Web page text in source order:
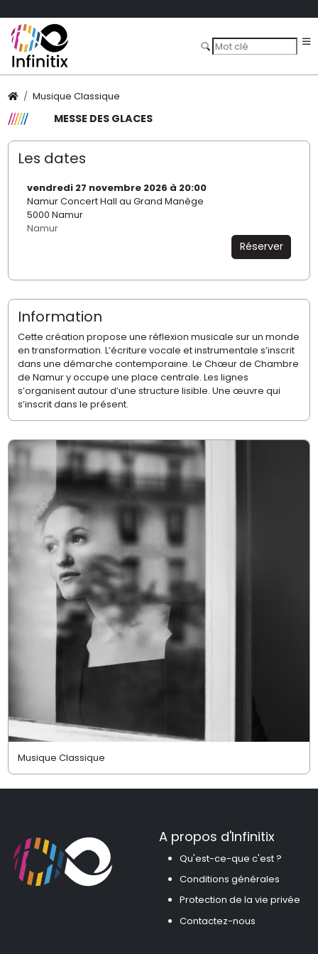
Musique Classique
MESSE DES GLACES
Les dates
vendredi 27 novembre 2026 à 20:00
Namur Concert Hall au Grand Manège
5000 Namur
Namur
Réserver
Information
Cette création propose une réflexion musicale sur un monde
en transformation. L’écriture vocale et instrumentale s’inscrit
dans une démarche contemporaine. Le Chœur de Chambre
de Namur y occupe une place centrale. Les lignes
s’organisent autour d’une structure lisible. Une œuvre qui
s’inscrit dans le présent.
Musique Classique
A propos d'Infinitix
Qu'est-ce-que c'est ?
Conditions générales
Protection de la vie privée
Contactez-nous